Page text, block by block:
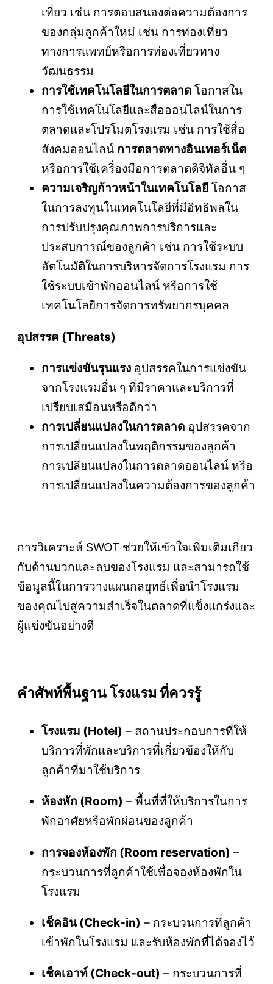
เที่ยว เช่น การตอบสนองต่อความต้องการ
ของกลุ่มลูกค้าใหม่ เช่น การท่องเที่ยว
ทางการแพทย์หรือการท่องเที่ยวทาง
วัฒนธรรม
การใช้เทคโนโลยีในการตลาด โอกาสใน
การใช้เทคโนโลยีและสื่อออนไลน์ในการ
ตลาดและโปรโมตโรงแรม เช่น การใช้สื่อ
สังคมออนไลน์ การตลาดทางอินเทอร์เน็ต
หรือการใช้เครื่องมือการตลาดดิจิทัลอื่น ๆ
ความเจริญก้าวหน้าในเทคโนโลยี โอกาส
ในการลงทุนในเทคโนโลยีที่มีอิทธิพลใน
การปรับปรุงคุณภาพการบริการและ
ประสบการณ์ของลูกค้า เช่น การใช้ระบบ
อัตโนมัติในการบริหารจัดการโรงแรม การ
ใช้ระบบเข้าพักออนไลน์ หรือการใช้
เทคโนโลยีการจัดการทรัพยากรบุคคล
อุปสรรค (Threats)
การแข่งขันรุนแรง อุปสรรคในการแข่งขัน
จากโรงแรมอื่น ๆ ที่มีราคาและบริการที่
เปรียบเสมือนหรือดีกว่า
การเปลี่ยนแปลงในการตลาด อุปสรรคจาก
การเปลี่ยนแปลงในพฤติกรรมของลูกค้า
การเปลี่ยนแปลงในการตลาดออนไลน์ หรือ
การเปลี่ยนแปลงในความต้องการของลูกค้า
การวิเคราะห์ SWOT ช่วยให้เข้าใจเพิ่มเติมเกี่ยว
กับด้านบวกและลบของโรงแรม และสามารถใช้
ข้อมูลนี้ในการวางแผนกลยุทธ์เพื่อนำโรงแรม
ของคุณไปสู่ความสำเร็จในตลาดที่แข็งแกร่งและ
ผู้แข่งขันอย่างดี
คําศัพท์พื้นฐาน โรงแรม ที่ควรรู้
โรงแรม (Hotel) – สถานประกอบการที่ให้
บริการที่พักและบริการที่เกี่ยวข้องให้กับ
ลูกค้าที่มาใช้บริการ
ห้องพัก (Room) – พื้นที่ที่ให้บริการในการ
พักอาศัยหรือพักผ่อนของลูกค้า
การจองห้องพัก (Room reservation) –
กระบวนการที่ลูกค้าใช้เพื่อจองห้องพักใน
โรงแรม
เช็คอิน (Check-in) – กระบวนการที่ลูกค้า
เข้าพักในโรงแรม และรับห้องพักที่ได้จองไว้
เช็คเอาท์ (Check-out) – กระบวนการที่